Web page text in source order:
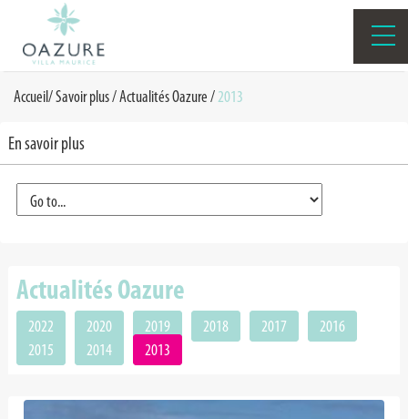
Accueil/Savoir plus /Actualités Oazure/2013
En savoir plus
Actualités Oazure
2022 2020 2019 2018 2017
2016
2015
2014 2013